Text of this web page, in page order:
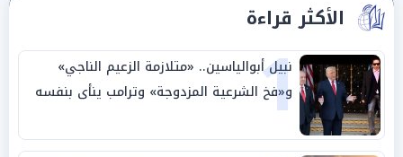
الأكثر قراءة
1
نبيل أبوالياسين.. «متلازمة الزعيم الناجي»
و«فخ الشرعية المزدوجة» وترامب ينأى بنفسه
وحليفه في «ميتم استراتيجي»